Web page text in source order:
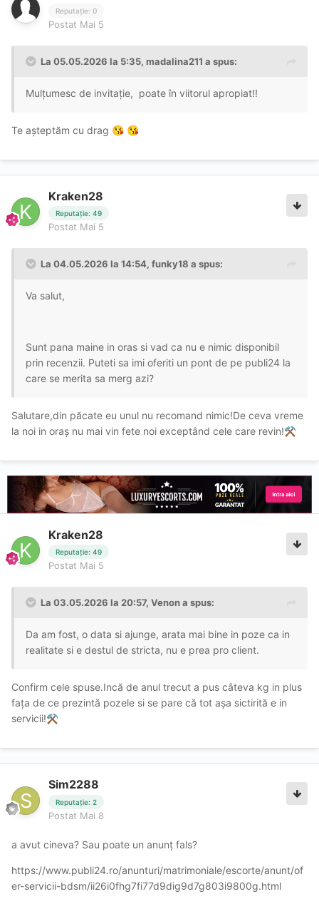
Reputație: 0
Postat Mai 5
La 05.05.2026 la 5:35, madalina211 a spus:
Mulțumesc de invitație, poate în viitorul apropiat!!
Te așteptăm cu drag 😘 😘
Kraken28
Reputație: 49
Postat Mai 5
La 04.05.2026 la 14:54, funky18 a spus:
Va salut,
Sunt pana maine in oras si vad ca nu e nimic disponibil
prin recenzii. Puteti sa imi oferiti un pont de pe publi24 la
care se merita sa merg azi?
Salutare,din păcate eu unul nu recomand nimic!De ceva vreme
la noi in oraș nu mai vin fete noi exceptând cele care revin!⚒️
Kraken28
Reputație: 49
Postat Mai 5
La 03.05.2026 la 20:57, Venona spus:
Da am fost, o data si ajunge, arata mai bine in poze ca in
realitate si e destul de stricta, nu e prea pro client.
Confirm cele spuse.Incă de anul trecut a pus câteva kg in plus
fața de ce prezintă pozele si se pare că tot așa sictirită e in
servicii!⚒️
Sim2288
Reputație: 2
Postat Mai 8
a avut cineva? Sau poate un anunț fals?
https://www.publi24.ro/anunturi/matrimoniale/escorte/anunt/of
er-servicii-bdsm/ii26i0fhg7fi77d9dig9d7g803i9800g.html